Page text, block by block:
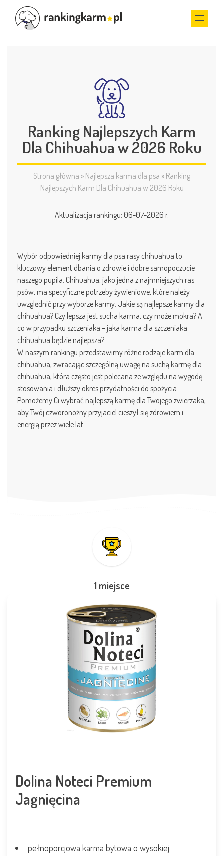
Ranking Najlepszych Karm
Dla Chihuahua w 2026 Roku
Strona główna » Najlepsza karma dla psa » Ranking
Najlepszych Karm Dla Chihuahua w 2026 Roku
Aktualizacja rankingu: 06-07-2026 r.
Wybór odpowiedniej karmy dla psa rasy chihuahua to
kluczowy element dbania o zdrowie i dobre samopoczucie
naszego pupila. Chihuahua, jako jedna z najmniejszych ras
psów, ma specyficzne potrzeby żywieniowe, które należy
uwzględnić przy wyborze karmy. Jakie są najlepsze karmy dla
chihuahua? Czy lepsza jest sucha karma, czy może mokra? A
co w przypadku szczeniaka – jaka karma dla szczeniaka
chihuahua będzie najlepsza?
W naszym rankingu przedstawimy różne rodzaje karm dla
chihuahua, zwracając szczególną uwagę na suchą karmę dla
chihuahua, która często jest polecana ze względu na wygodę
stosowania i dłuższy okres przydatności do spożycia.
Pomożemy Ci wybrać najlepszą karmę dla Twojego zwierzaka,
aby Twój czworonożny przyjaciel cieszył się zdrowiem i
energią przez wiele lat.
1 miejsce
Dolina Noteci Premium
Jagnięcina
pełnoporcjowa karma bytowa o wysokiej